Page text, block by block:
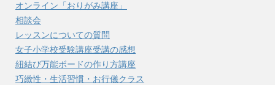
オンライン「おりがみ講座」
相談会
レッスンについての質問
女子小学校受験講座受講の感想
紐結び万能ボードの作り方講座
巧緻性・生活習慣・お行儀クラス